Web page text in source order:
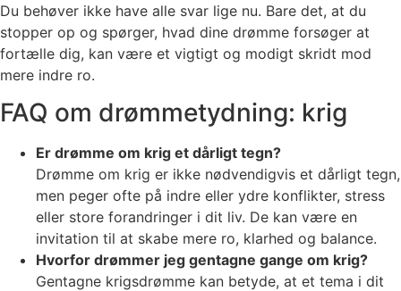
Du behøver ikke have alle svar lige nu. Bare det, at du
stopper op og spørger, hvad dine drømme forsøger at
fortælle dig, kan være et vigtigt og modigt skridt mod
mere indre ro.
FAQ om drømmetydning: krig
Er drømme om krig et dårligt tegn?
Drømme om krig er ikke nødvendigvis et dårligt tegn,
men peger ofte på indre eller ydre konflikter, stress
eller store forandringer i dit liv. De kan være en
invitation til at skabe mere ro, klarhed og balance.
Hvorfor drømmer jeg gentagne gange om krig?
Gentagne krigsdrømme kan betyde, at et tema i dit